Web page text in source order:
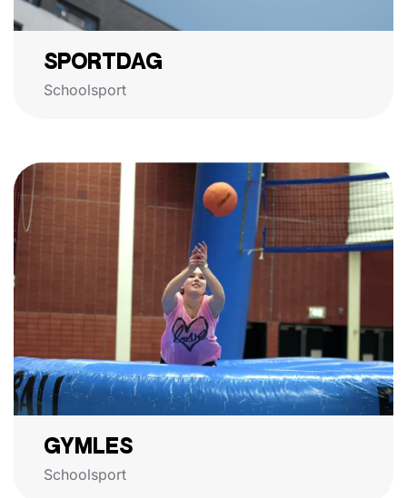
SPORTDAG
Schoolsport
GYMLES
Schoolsport